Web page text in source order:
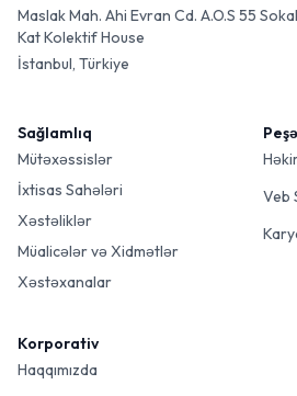
Maslak Mah. Ahi Evran Cd. A.O.S 55
Kat Kolektif House
İstanbul, Türkiye
Sağlamlıq
Mütəxəssislər
İxtisas Sahələri
Xəstəliklər
Müalicələr və Xidmətlər
Xəstəxanalar
Veb
Korporativ
Haqqımızda